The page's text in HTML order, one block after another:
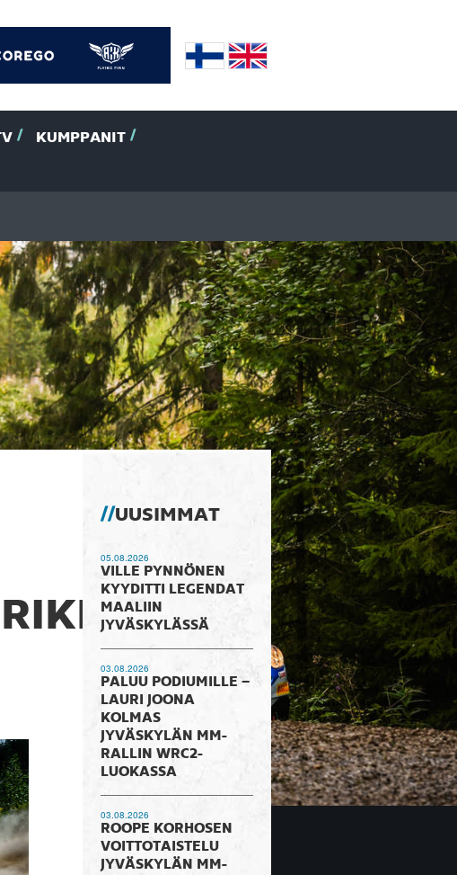
KUMPPANIT
UUSIMMAT
05.08.2026
VILLE PYNNÖNEN
KYYDITTI LEGENDAT
MAALIIN
JYVÄSKYLÄSSÄ
03.08.2026
PALUU PODIUMILLE –
LAURI JOONA
KOLMAS
JYVÄSKYLÄN MM-
RALLIN WRC2-
LUOKASSA
03.08.2026
ROOPE KORHOSEN
VOITTOTAISTELU
JYVÄSKYLÄN MM-